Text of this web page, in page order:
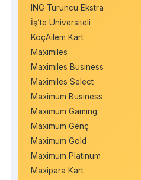
ING Turuncu Ekstra
İş’te Üniversiteli
KoçAilem Kart
Maximiles
Maximiles Business
Maximiles Select
Maximum Business
Maximum Gaming
Maximum Genç
Maximum Gold
Maximum Platinum
Maxipara Kart